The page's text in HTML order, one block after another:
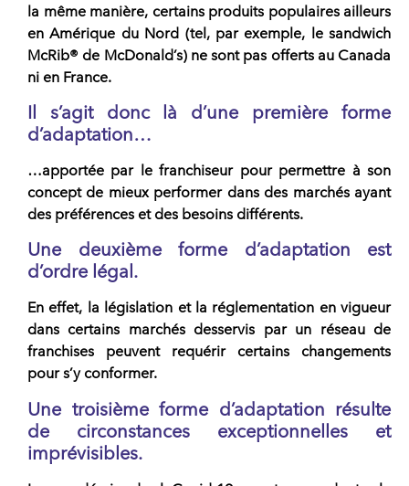
la même manière, certains produits populaires ailleurs
en Amérique du Nord (tel, par exemple, le sandwich
McRib® de McDonald’s) ne sont pas offerts au Canada
ni en France.
Il s’agit donc là d’une première forme
d’adaptation…
…apportée par lefranchiseur pour permettre à son
concept de mieux performerdans des marchés ayant
des préférences et des besoins différents.
Une deuxième forme d’adaptation est
d’ordre légal.
En effet, la législation et la réglementation en vigueur
dans certains marchés desservis par un réseau de
franchises peuvent requérir certains changements
pour s’y conformer.
Une troisième forme d’adaptation résulte
de circonstances exceptionnelles et
imprévisibles.